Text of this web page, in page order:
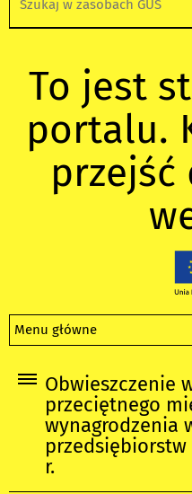
To jest
portalu.
przejść
Menu główne
Obwieszczenie
przeciętnego
wynagrodzenia
r.